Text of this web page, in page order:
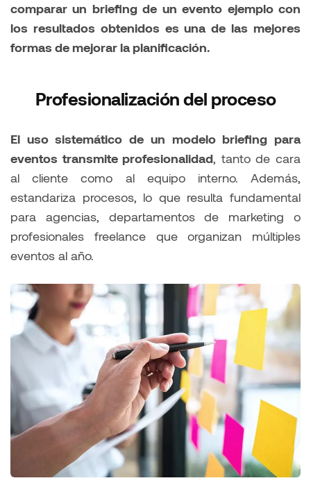
comparar un briefing de un evento ejemplo con
los resultados obtenidos es una de las mejores
formas de mejorar la planificación.
Profesionalización del proceso
El uso sistemático de un modelo briefing para
eventos transmite profesionalidad, tanto de cara
al cliente como al equipo interno. Además,
estandariza procesos, lo que resulta fundamental
para agencias, departamentos de marketing o
profesionales freelance que organizan múltiples
eventos al año.